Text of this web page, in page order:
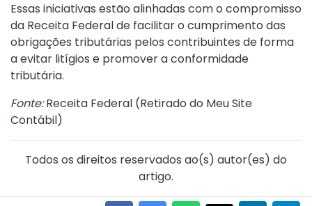
Essas iniciativas estão alinhadas com o compromisso
da Receita Federal de facilitar o cumprimento das
obrigações tributárias pelos contribuintes de forma
a evitar litígios e promover a conformidade
tributária.
Fonte:Receita Federal (Retirado do Meu Site
Contábil)
Todos os direitos reservados ao(s) autor(es) do
artigo.